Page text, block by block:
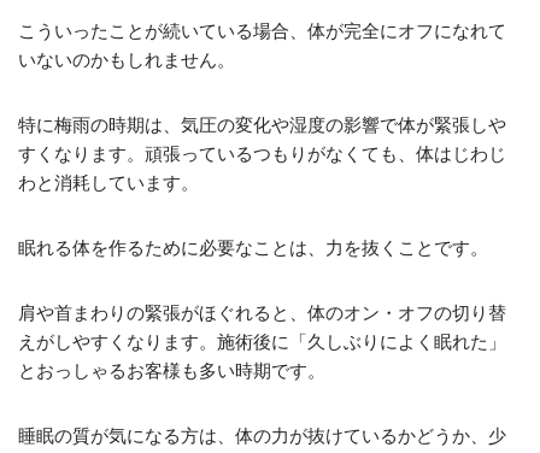
こういったことが続いている場合、体が完全にオフになれて
いないのかもしれません。
特に梅雨の時期は、気圧の変化や湿度の影響で体が緊張しや
すくなります。頑張っているつもりがなくても、体はじわじ
わと消耗しています。
眠れる体を作るために必要なことは、力を抜くことです。
肩や首まわりの緊張がほぐれると、体のオン・オフの切り替
えがしやすくなります。施術後に「久しぶりによく眠れた」
とおっしゃるお客様も多い時期です。
睡眠の質が気になる方は、体の力が抜けているかどうか、少